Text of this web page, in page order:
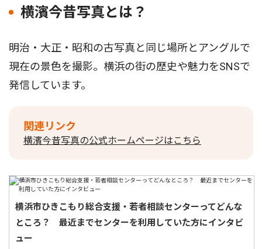
横濱今昔写真とは？
明治・大正・昭和の古写真と同じ場所とアングルで
現在の景色を撮影。横浜の街の歴史や魅力をSNSで
発信しています。
関連リンク
横濱今昔写真の公式ホームページはこちら
横浜市ひきこもり総合支援・若者相談センターってどんな
ところ？ 最近までセンターを利用していた方にインタビ
ュー